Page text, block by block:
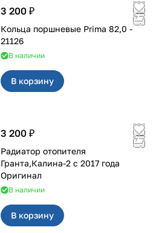
3 200 ₽
Кольца поршневые Prima 82,0 -
21126
В наличии
В корзину
3 200 ₽
Радиатор отопителя
Гранта,Калина-2 с 2017 года
Оригинал
В наличии
В корзину